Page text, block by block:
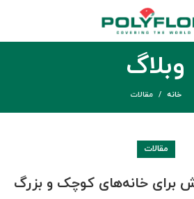
وبلاگ
خانه مقالات
مقالات
برای خانه‌های کوچک و بزرگ